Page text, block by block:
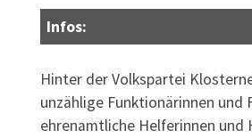
Infos:
Hinter der Volkspartei
unzählige Funktionärinnen und
ehrenamtliche Helferinnen und